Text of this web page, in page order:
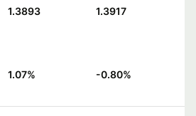
1.3893 1.3917
1.07% -0.80%